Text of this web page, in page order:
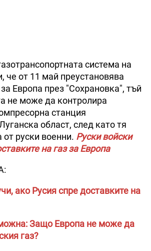
система на
че от 11 май преустановява
Европа през "Сохрановка", тъй
не може да контролира
станция
област, след като тя
руски военни. Руски войски
на газ за Европа
ако Русия спре доставките на
Защо Европа не може да
газ?